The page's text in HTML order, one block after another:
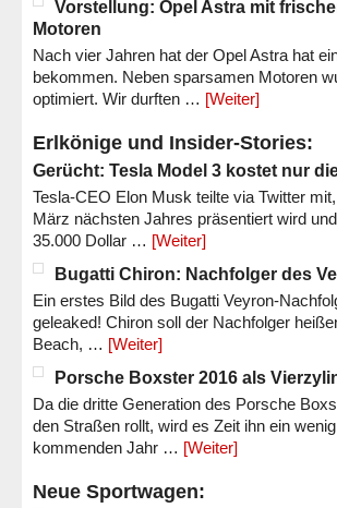
Vorstellung: Opel Astra mit
Motoren
Nach vier Jahren hat der Opel Astra hat
bekommen. Neben sparsamen Motoren
optimiert. Wir durften … [Weiter]
Erlkönige und Insider-Stories:
Gerücht: Tesla Model 3 kostet nur
Tesla-CEO Elon Musk teilte via Twitter
März nächsten Jahres präsentiert wird
35.000 Dollar … [Weiter]
Bugatti Chiron: Nachfolger des
Ein erstes Bild des Bugatti Veyron-
geleaked! Chiron soll der Nachfolger
Beach, … [Weiter]
Porsche Boxster 2016 als
Da die dritte Generation des Porsche
den Straßen rollt, wird es Zeit ihn ein
kommenden Jahr … [Weiter]
Neue Sportwagen: